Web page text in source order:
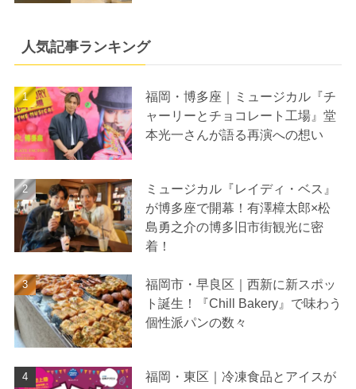
人気記事ランキング
福岡・博多座｜ミュージカル『チ
ャーリーとチョコレート工場』堂
本光一さんが語る再演への想い
ミュージカル『レイディ・ベス』
が博多座で開幕！有澤樟太郎×松
島勇之介の博多旧市街観光に密
着！
福岡市・早良区｜西新に新スポッ
ト誕生！『Chill Bakery』で味わう
個性派パンの数々
福岡・東区｜冷凍食品とアイスが